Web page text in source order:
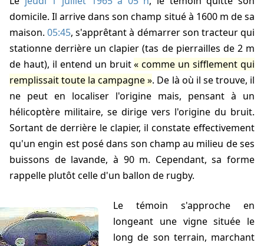
domicile. Il arrive dans son champ situé à 1600 m de sa
maison.05:45, s'apprêtant à démarrer son tracteur qui
stationne derrière un clapier (tas de pierrailles de 2 m
de haut), il entend un bruit comme un sifflement qui
remplissait toute la campagne . De là où il se trouve, il
ne peut en localiser l'origine mais, pensant à un
hélicoptère militaire, se dirige vers l'origine du bruit.
Sortant de derrière le clapier, il constate effectivement
qu'un engin est posé dans son champ au milieu de ses
buissons de lavande, à 90 m. Cependant, sa forme
rappelle plutôt celle d'un ballon de rugby.
Le témoin s'approche en
longeant une vigne située le
long de son terrain, marchant